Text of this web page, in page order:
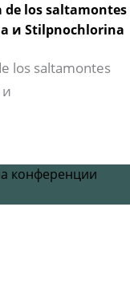
los saltamontes
и Stilpnochlorina
los saltamontes